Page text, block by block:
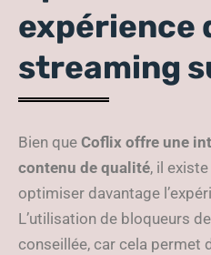
expérience
streaming
Bien que Coflix offre une
contenu de qualité, il
optimiser davantage
L’utilisation de bloqueurs
conseillée, car cela permet